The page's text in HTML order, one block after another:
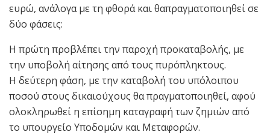
ευρώ, ανάλογα με τη φθορά και θαπραγματοποιηθεί σε
δύο φάσεις:
Η πρώτη προβλέπει την παροχή προκαταβολής, με
την υποβολή αίτησης από τους πυρόπληκτους.
Η δεύτερη φάση, με την καταβολή του υπόλοιπου
ποσού στους δικαιούχους θα πραγματοποιηθεί, αφού
ολοκληρωθεί η επίσημη καταγραφή των ζημιών από
το υπουργείο Υποδομών και Μεταφορών.